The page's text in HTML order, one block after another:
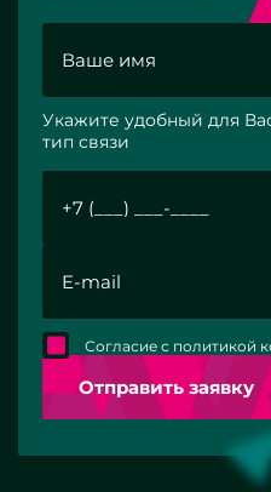
Укажите удобный для
тип связи
Отправить заявку
Согласие с политикой